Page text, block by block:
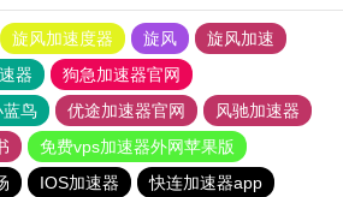
旋风加速度器 旋风
旋风加速
器
狗急加速器官网
蓝鸟 优途加速器官网
风驰加速器
免费vps加速器外网苹果版
IOS加速器
快连加速器app